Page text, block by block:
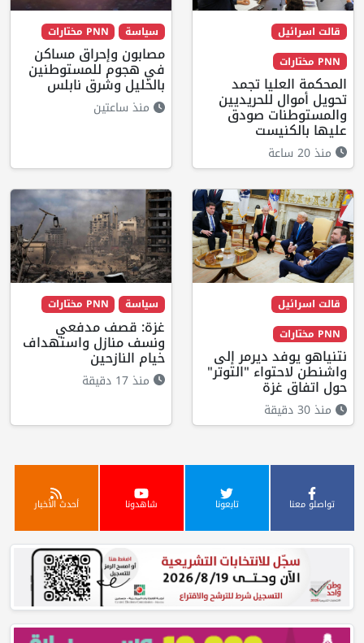
قالت اسرائيل
PNN مختارات
المحكمة العليا تجمد
تحويل أموال للحريديين
والمستوطنات صودق
عليها بالكنيست
منذ 20 ساعة
سياسة PNN مختارات
مصابون وإحراق مساكن
في هجوم للمستوطنين
بالخليل وشرق نابلس
منذ ساعتين
قالت اسرائيل
PNN مختارات
نتنياهو يوفد ديرمر إلى
واشنطن لاحتواء "التوتر"
حول اتفاق غزة
منذ 30 دقيقة
سياسة PNN مختارات
غزة: قصف مدفعي
ونسف منازل واستهداف
خيام النازحين
منذ 17 دقيقة
تواصلو معنا تابعونا شاهدونا أحدث الأخبار